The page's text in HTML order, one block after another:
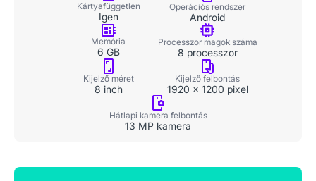
Kártyafüggetlen
Igen
Operációs rendszer
Android
Memória
6 GB
Processzor magok száma
8 processzor
Kijelző méret
8 inch
Kijelző felbontás
1920 x 1200 pixel
Hátlapi kamera felbontás
13 MP kamera